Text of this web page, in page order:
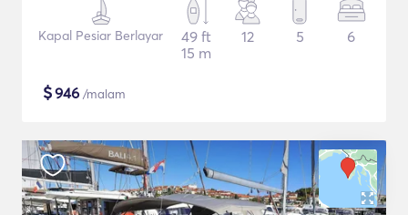
Kapal Pesiar Berlayar
49 ft
15 m
12 5 6
$946 /malam